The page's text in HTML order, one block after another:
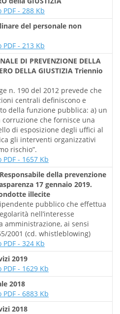
- 288 Kb
del personale non
- 213 Kb
DI PREVENZIONE DELLA
DELLA GIUSTIZIA Triennio
n. 190 del 2012 prevede che
centrali definiscono e
della funzione pubblica: a) un
che fornisce una
di esposizione degli uffici al
gli interventi organizzativi
rischio”.
- 1657 Kb
della prevenzione
17 gennaio 2019.
illecite
pubblico che effettua
nell’interesse
amministrazione, ai sensi
2001 (cd. whistleblowing)
- 324 Kb
2019
- 1629 Kb
2018
- 6883 Kb
2018